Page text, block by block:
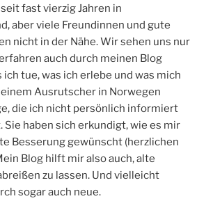
fast vierzig Jahren in
aber viele Freundinnen und gute
nicht in der Nähe. Wir sehen uns nur
auch durch meinen Blog
ich tue, was ich erlebe und was mich
Ausrutscher in Norwegen
die ich nicht persönlich informiert
Sie haben sich erkundigt, wie es mir
Besserung gewünscht (herzlichen
Blog hilft mir also auch, alte
zu lassen. Und vielleicht
sogar auch neue.